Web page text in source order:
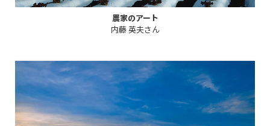
農家のアート
内藤 英夫さん